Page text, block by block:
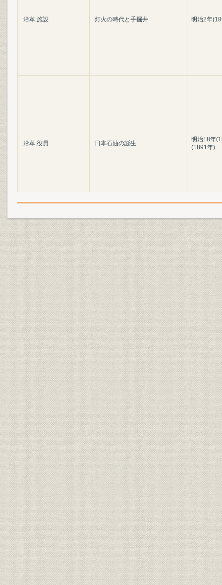
沿革;施設 灯火の時代と手掘井 明治2年
沿革;役員 日本石油の誕生
明治18年
(1891年)
沿革;事業所
本社の柏崎移転と東京販売店の
設置
明治30年
(1915年)頃
沿革;事業所 宝田石油と小倉石油の創業 明治中期~
沿革;提携・合併
インターナショナル石油の買収
と秋田への進出
明治30年